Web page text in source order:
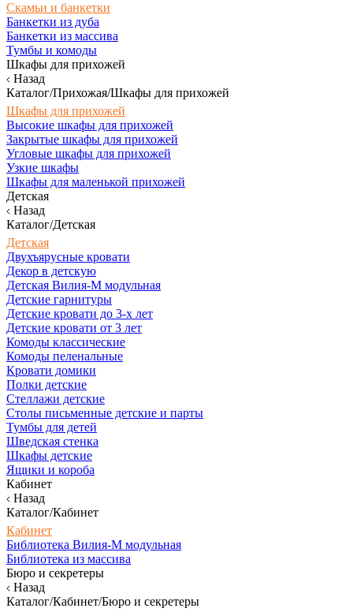
Скамьи и банкетки
Банкетки из дуба
Банкетки из массива
Тумбы и комоды
Шкафы для прихожей
Назад
Каталог/Прихожая/Шкафы для прихожей
Шкафы для прихожей
Высокие шкафы для прихожей
Закрытые шкафы для прихожей
Угловые шкафы для прихожей
Узкие шкафы
Шкафы для маленькой прихожей
Детская
Назад
Каталог/Детская
Детская
Двухъярусные кровати
Декор в детскую
Детская Вилия-М модульная
Детские гарнитуры
Детские кровати до 3-х лет
Детские кровати от 3 лет
Комоды классические
Комоды пеленальные
Кровати домики
Полки детские
Стеллажи детские
Столы письменные детские и парты
Тумбы для детей
Шведская стенка
Шкафы детские
Ящики и короба
Кабинет
Назад
Каталог/Кабинет
Кабинет
Библиотека Вилия-М модульная
Библиотека из массива
Бюро и секретеры
Назад
Каталог/Кабинет/Бюро и секретеры